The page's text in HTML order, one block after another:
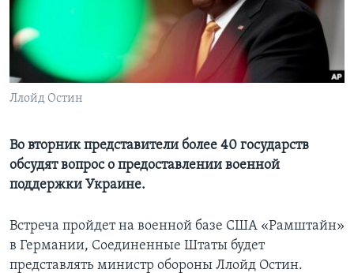
Learning English
СОЦИАЛЬНЫЕ СЕТИ
Языки
Ллойд Остин
Во вторник представители более 40 государств
обсудят вопрос о предоставлении военной
поддержки Украине.
Встреча пройдет на военной базе США «Рамштайн»
в Германии, Соединенные Штаты будет
представлять министр обороны Ллойд Остин.